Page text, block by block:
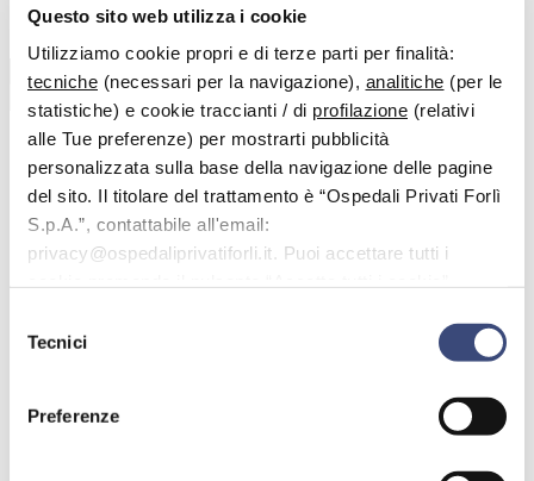
Questo sito web utilizza i cookie
Utilizziamo cookie propri e di terze parti per finalità:
tecniche (necessari per la navigazione), analitiche (per le
statistiche) e cookie traccianti / di profilazione (relativi
alle Tue preferenze) per mostrarti pubblicità
personalizzata sulla base della navigazione delle pagine
del sito. Il titolare del trattamento è “Ospedali Privati Forlì
S.p.A.”, contattabile all'email:
privacy@ospedaliprivatiforli.it. Puoi accettare tutti i
gestire le tue preferenze facendo clic su “Personalizza”.
delTecnici
Preferenze
Benvenuto nell'area dedicata alle domande più frequenti.
< Tutti gli argomenti
FAQ
Costi delle prestazioni e convenzioni
La formula Amico+ mi permette di
effettuare la visita?
Con la formula Amico+ i prezzi sono agevolati, ma non è